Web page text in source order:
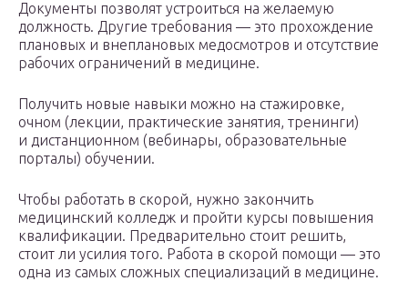
Документы позволят устроиться на желаемую
должность. Другие требования — это прохождение
плановых и внеплановых медосмотров и отсутствие
рабочих ограничений в медицине.
Получить новые навыки можно на стажировке,
очном (лекции, практические занятия, тренинги)
и дистанционном (вебинары, образовательные
порталы) обучении.
Чтобы работать в скорой, нужно закончить
медицинский колледж и пройти курсы повышения
квалификации. Предварительно стоит решить,
стоит ли усилия того. Работа в скорой помощи — это
одна из самых сложных специализаций в медицине.